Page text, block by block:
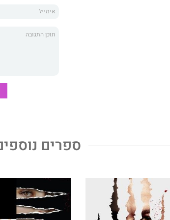
במותחן רומנטי מסועף ורווי תשוקה, טוותה
מצפון שחור
הוא ספרה החמישי והמשכו
ספרים